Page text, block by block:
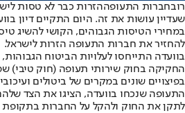
רובחברות התעופההזרות כבר לא טסות
שעדיין עושות את זה. היום התקיים דיון
במחירי הטיסות הגבוהים, הקושי להשיג
להחזיר את חברות התעופה הזרות לישראל.
בוועדה התייחסו לעלויות הביטוח
החקיקה בחוק שירותי תעופה (חוק טיבי)
בפיצויים שונים במקרים של ביטולים
התעופה שנכחו בוועדה, הציגו את הצד
לתקן את החוק ולהקל על החברות